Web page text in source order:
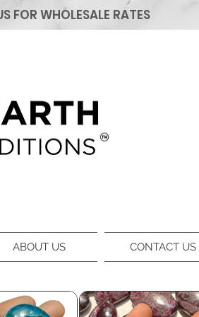
FOR WHOLESALE RATES
ABOUT US CONTACT US